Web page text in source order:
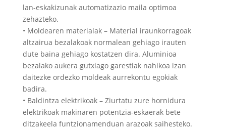
lan-eskakizunak automatizazio maila optimoa
zehazteko.
• Moldearen materialak – Material iraunkorragoak
altzairua bezalakoak normalean gehiago irauten
dute baina gehiago kostatzen dira. Aluminioa
bezalako aukera gutxiago garestiak nahikoa izan
daitezke ordezko moldeak aurrekontu egokiak
badira.
• Baldintza elektrikoak – Ziurtatu zure hornidura
elektrikoak makinaren potentzia-eskaerak bete
ditzakeela funtzionamenduan arazoak saihesteko.